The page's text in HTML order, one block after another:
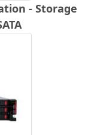
- Storage